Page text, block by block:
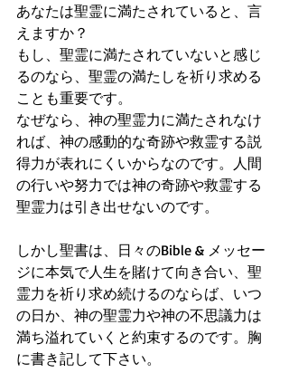
あなたは聖霊に満たされていると、言
えますか？
もし、聖霊に満たされていないと感じ
るのなら、聖霊の満たしを祈り求める
ことも重要です。
なぜなら、神の聖霊力に満たされなけ
れば、神の感動的な奇跡や救霊する説
得力が表れにくいからなのです。人間
の行いや努力では神の奇跡や救霊する
聖霊力は引き出せないのです。
しかし聖書は、日々のBible & メッセー
ジに本気で人生を賭けて向き合い、聖
霊力を祈り求め続けるのならば、いつ
の日か、神の聖霊力や神の不思議力は
満ち溢れていくと約束するのです。胸
に書き記して下さい。